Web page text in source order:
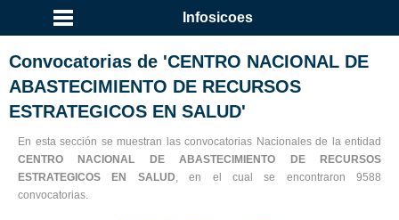
Infosicoes
Convocatorias de 'CENTRO NACIONAL DE
ABASTECIMIENTO DE RECURSOS
ESTRATEGICOS EN SALUD'
En esta sección se muestran las convocatorias Nacionales de la entidad
CENTRO NACIONAL DE ABASTECIMIENTO DE RECURSOS
ESTRATEGICOS EN SALUD, en el cual se encontraron 9588
convocatorias.